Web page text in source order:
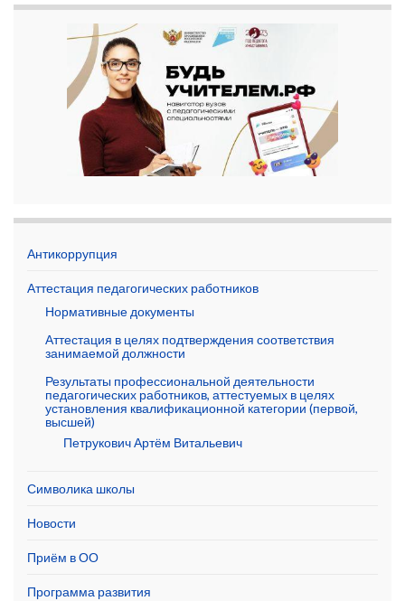
Антикоррупция
Аттестация педагогических работников
Нормативные документы
Аттестация в целях подтверждения соответствия
занимаемой должности
Результаты профессиональной деятельности
педагогических работников, аттестуемых в целях
установления квалификационной категории (первой,
высшей)
Петрукович Артём Витальевич
Символика школы
Новости
Приём в ОО
Программа развития